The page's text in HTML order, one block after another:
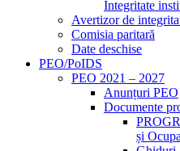
Integritate
Avertizor de
Comisia paritară
Date deschise
PEO/PoIDS
PEO 2021 – 2027
Anunțuri PEO
Documente
și